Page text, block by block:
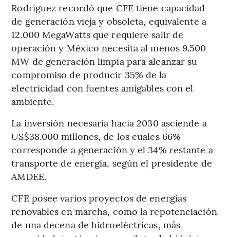
Rodríguez recordó que CFE tiene capacidad
de generación vieja y obsoleta, equivalente a
12.000 MegaWatts que requiere salir de
operación y México necesita al menos 9.500
MW de generación limpia para alcanzar su
compromiso de producir 35% de la
electricidad con fuentes amigables con el
ambiente.
La inversión necesaria hacia 2030 asciende a
US$38.000 millones, de los cuales 66%
corresponde a generación y el 34% restante a
transporte de energía, según el presidente de
AMDEE.
CFE posee varios proyectos de energías
renovables en marcha, como la repotenciación
de una decena de hidroeléctricas, más